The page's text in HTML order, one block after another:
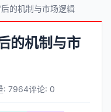
的机制与市场逻辑
的机制与市
: 7964评论: 0